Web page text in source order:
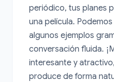
periódico, tus planes
una película.
algunos ejemplos
conversación fluida.
interesante y
produce de forma